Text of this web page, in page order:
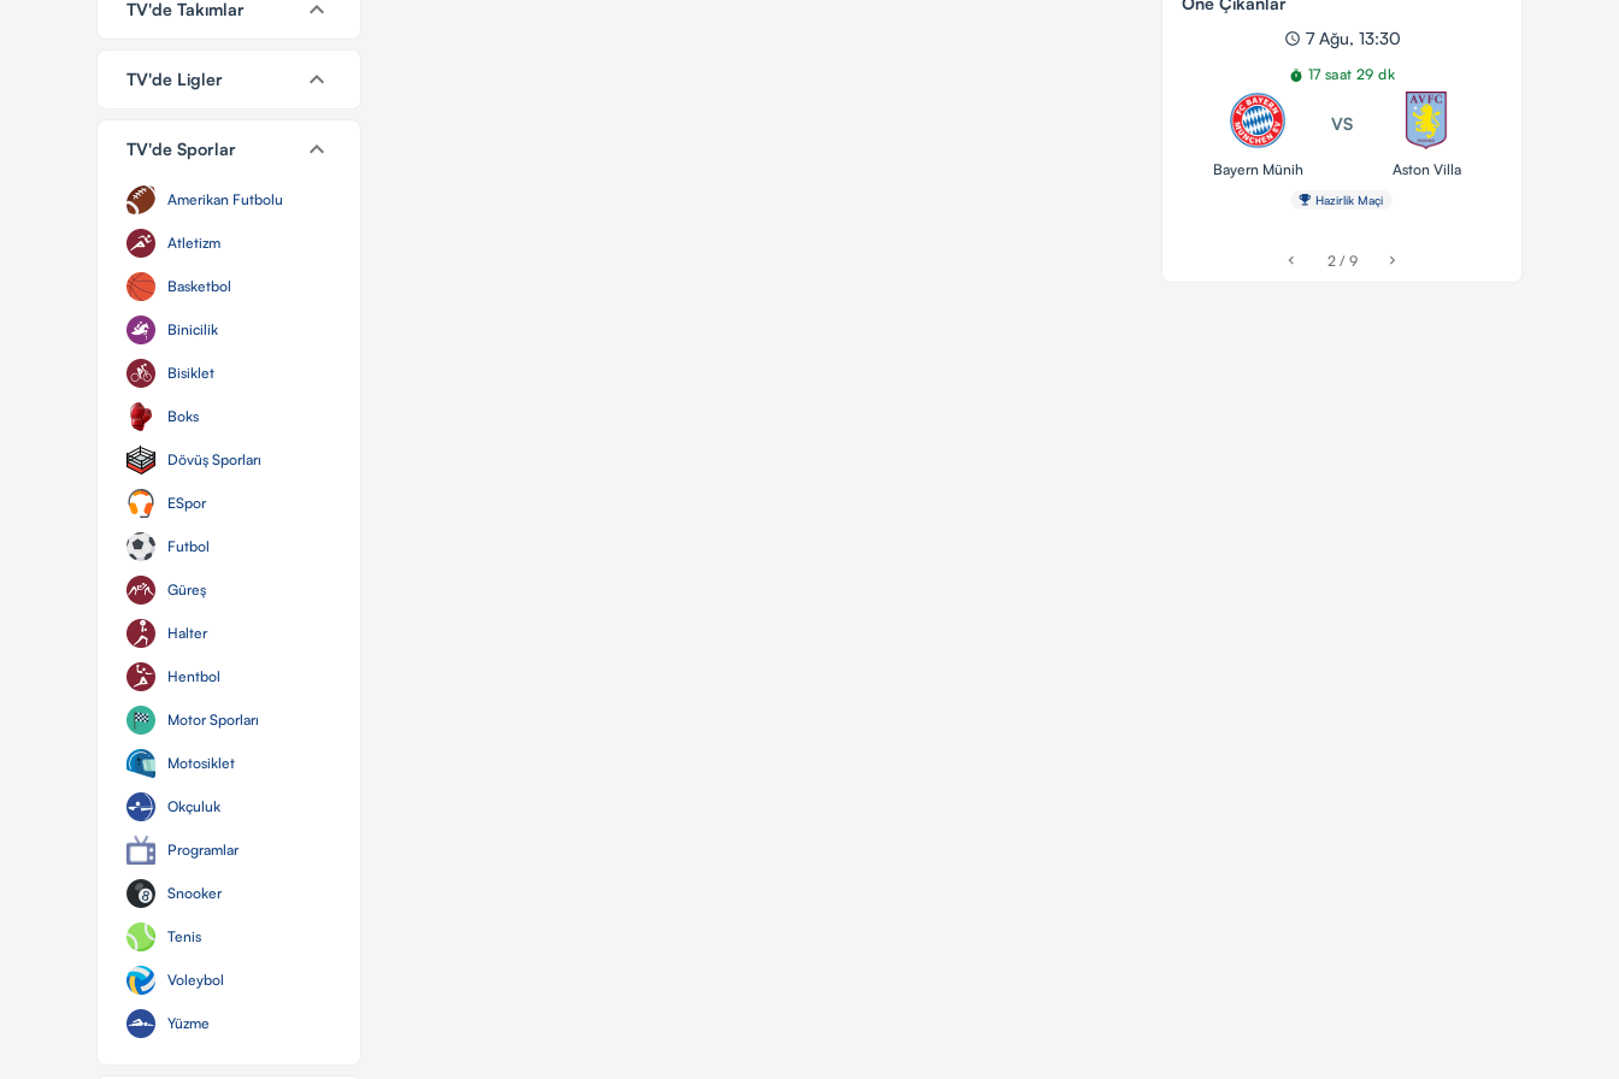
TV'de Takımlar keyboard_arrow_down
TV'de Ligler keyboard_arrow_down
TV'de Sporlar keyboard_arrow_down
Amerikan Futbolu
Atletizm
Basketbol
Binicilik
Bisiklet
Boks
Dövüş Sporları
ESpor
Futbol
Güreş
Halter
Hentbol
Motor Sporları
Motosiklet
Okçuluk
Programlar
Snooker
Tenis
Voleybol
Yüzme
schedule 7 Ağu, 13:30
timer 17 saat 29 dk
Bayern Münih
VS
Aston Villa
emoji_events Hazirlik Maçi
chevron_left 2 / 9 chevron_right